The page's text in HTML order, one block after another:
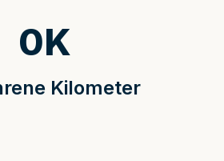
Kilometer
0K